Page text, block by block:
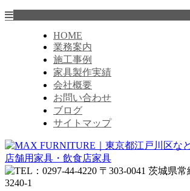
HOME
業務案内
施工事例
家具製作実績
会社概要
お問い合わせ
ブログ
サイトマップ